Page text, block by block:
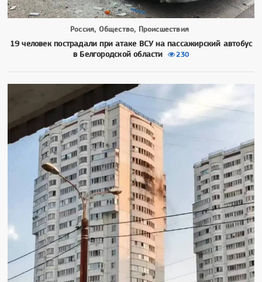
Россия, Общество, Происшествия
19 человек пострадали при атаке ВСУ на пассажирский автобус
в Белгородской области
230